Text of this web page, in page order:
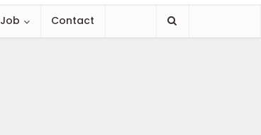
Job Contact